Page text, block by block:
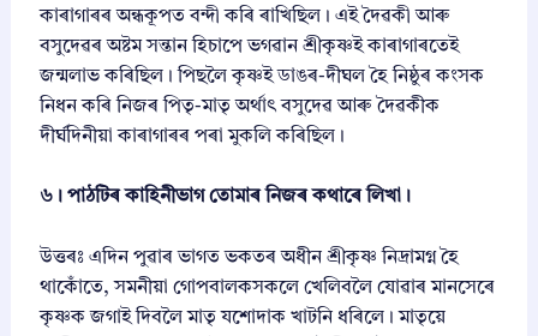
কাৰাগাৰৰ অন্ধকূপত বন্দী কৰি ৰাখিছিল। এই দৈৱকী আৰু
বসুদেৱৰ অষ্টম সন্তান হিচাপে ভগৱান শ্ৰীকৃষ্ণই কাৰাগাৰতেই
জন্মলাভ কৰিছিল। পিছলৈ কৃষ্ণই ডাঙৰ-দীঘল হৈ নিষ্ঠুৰ কংসক
নিধন কৰি নিজৰ পিতৃ-মাতৃ অৰ্থাৎ বসুদেৱ আৰু দৈৱকীক
দীৰ্ঘদিনীয়া কাৰাগাৰৰ পৰা মুকলি কৰিছিল।
৬। পাঠটিৰ কাহিনীভাগ তোমাৰ নিজৰ কথাৰে লিখা।
উত্তৰঃ এদিন পুৱাৰ ভাগত ভকতৰ অধীন শ্ৰীকৃষ্ণ নিদ্ৰামগ্ন হৈ
থাকোঁতে, সমনীয়া গোপবালকসকলে খেলিবলৈ যোৱাৰ মানসেৰে
কৃষ্ণক জগাই দিবলৈ মাতৃ যশোদাক খাটনি ধৰিলে। মাতৃয়ে